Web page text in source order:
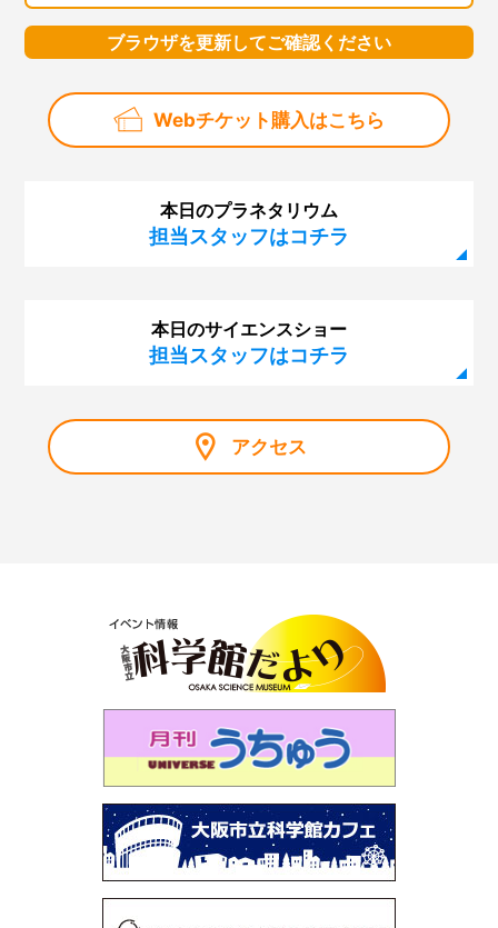
ブラウザを更新してご確認ください
Webチケット購入はこちら
本日のプラネタリウム
担当スタッフはコチラ
本日のサイエンスショー
担当スタッフはコチラ
アクセス